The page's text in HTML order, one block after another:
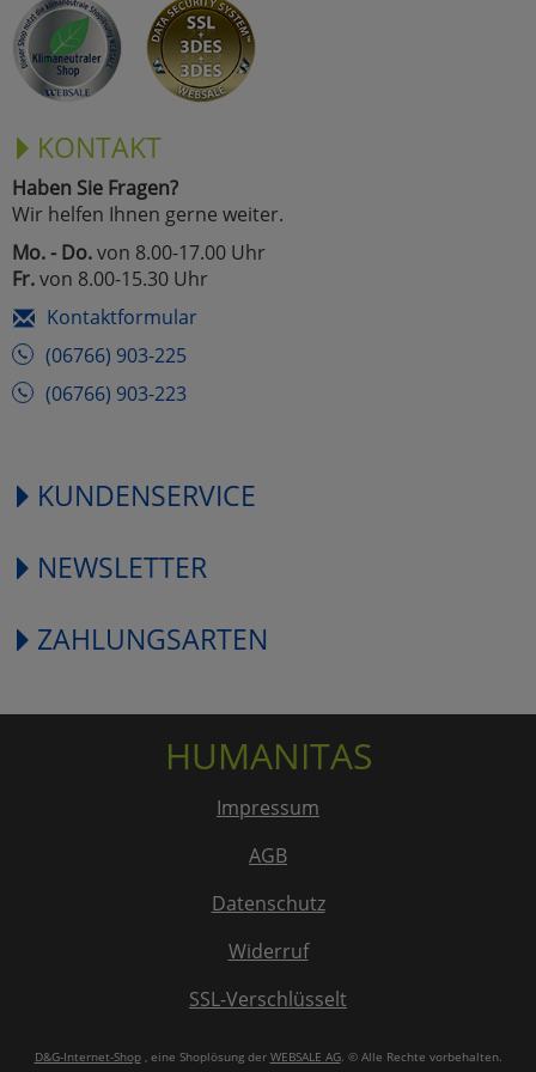
KONTAKT
Haben Sie Fragen?
Wir helfen Ihnen gerne weiter.
Mo. - Do.von 8.00-17.00 Uhr
Fr.von 8.00-15.30 Uhr
Kontaktformular
(06766) 903-225
(06766) 903-223
KUNDENSERVICE
NEWSLETTER
ZAHLUNGSARTEN
HUMANITAS
Impressum
AGB
Datenschutz
Widerruf
SSL-Verschlüsselt
D&G-Internet-Shop, eine Shoplösung der WEBSALE AG. © Alle Rechte vorbehalten.
Marketing
Alle Akzeptieren
Cookies
Einstellungen speichern